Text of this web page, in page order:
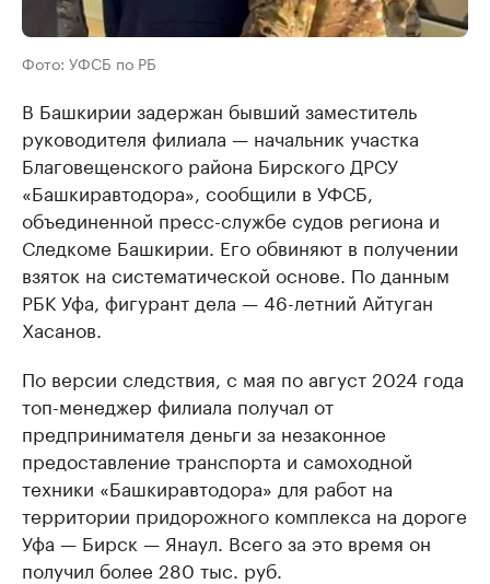
Фото: УФСБ по РБ
В Башкирии задержан бывший заместитель
руководителя филиала — начальник участка
Благовещенского района Бирского ДРСУ
«Башкиравтодора», сообщили в УФСБ,
объединенной пресс-службе судов региона и
Следкоме Башкирии. Его обвиняют в получении
взяток на систематической основе. По данным
РБК Уфа, фигурант дела — 46-летний Айтуган
Хасанов.
По версии следствия, с мая по август 2024 года
топ-менеджер филиала получал от
предпринимателя деньги за незаконное
предоставление транспорта и самоходной
техники «Башкиравтодора» для работ на
территории придорожного комплекса на дороге
Уфа — Бирск — Янаул. Всего за это время он
получил более 280 тыс. руб.